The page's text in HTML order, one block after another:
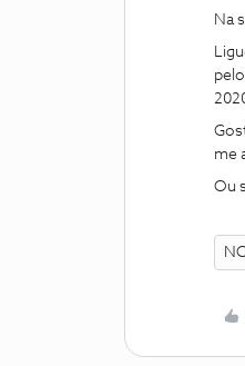
Na
me
Ou